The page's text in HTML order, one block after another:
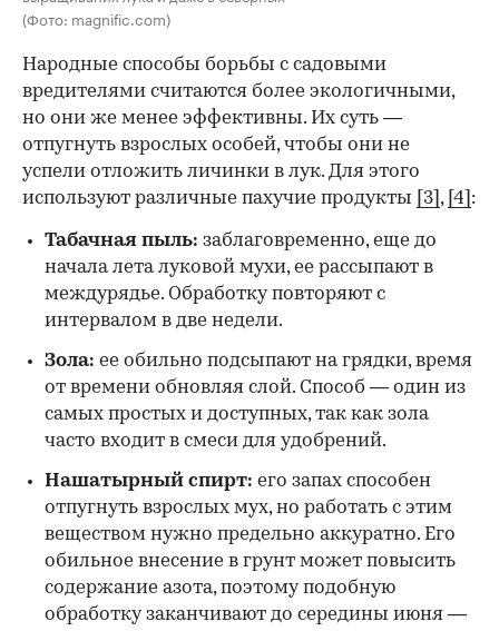
(Фото: magnific.com)
Народные способы борьбы с садовыми
вредителями считаются более экологичными,
но они же менее эффективны. Их суть —
отпугнуть взрослых особей, чтобы они не
успели отложить личинки в лук. Для этого
используют различные пахучие продукты
[3] , [4] :
Табачная пыль: заблаговременно, еще до
начала лета луковой мухи, ее рассыпают в
междурядье. Обработку повторяют с
интервалом в две недели.
Зола: ее обильно подсыпают на грядки, время
от времени обновляя слой. Способ — один из
самых простых и доступных, так как зола
часто входит в смеси для удобрений.
Нашатырный спирт: его запах способен
отпугнуть взрослых мух, но работать с этим
веществом нужно предельно аккуратно. Его
обильное внесение в грунт может повысить
содержание азота, поэтому подобную
обработку заканчивают до середины июня —